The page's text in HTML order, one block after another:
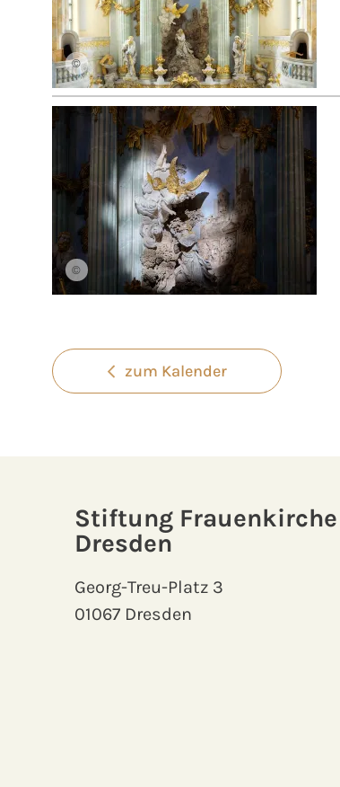
©
©
zum Kalender
Stiftung Frauenkirche
Dresden
Georg-Treu-Platz 3
01067 Dresden